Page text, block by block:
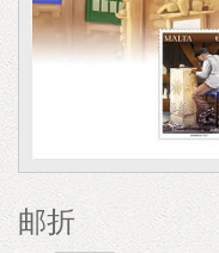
邮折